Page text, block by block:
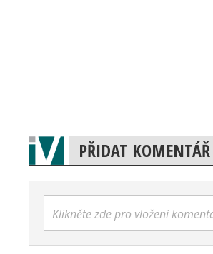
PŘIDAT KOMENTÁŘ
Klikněte zde pro vložení